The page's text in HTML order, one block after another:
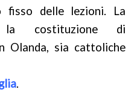
fisso delle lezioni. La
la costituzione di
Olanda, sia cattoliche
.